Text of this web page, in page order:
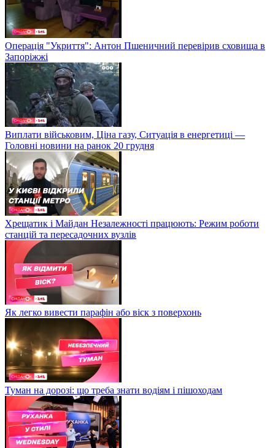
Операція "Укриття": Антон Пшеничний перевірив сховища в
Запоріжжі
Виплати військовим, Ціна газу, Ситуація в енергетиці —
Головні новини на ранок 20 грудня
Хрещатик і Майдан Незалежності працюють: Режим роботи
станцій та пересадочних вузлів
Як легко вивести парафін або віск з поверхонь
Туман на дорозі: що треба знати водіям і пішоходам